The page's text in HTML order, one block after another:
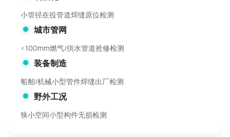
小管径在役管道焊缝原位检测
城市管网
<100mm燃气/供水管道抢修检测
装备制造
船舶/机械小型管件焊缝出厂检测
野外工况
狭小空间小型构件无损检测